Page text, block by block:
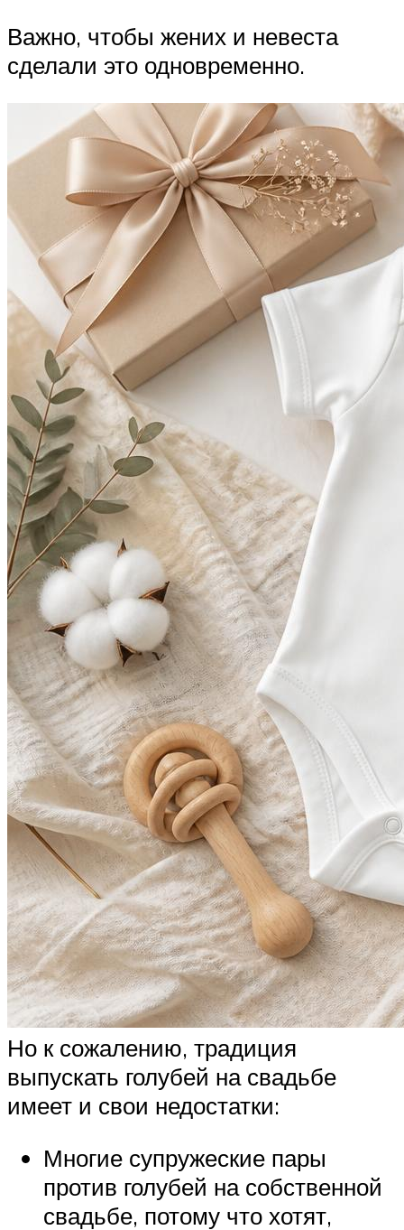
Важно, чтобы жених и невеста
сделали это одновременно.
Но к сожалению, традиция
выпускать голубей на свадьбе
имеет и свои недостатки:
Многие супружеские пары
против голубей на собственной
свадьбе, потому что хотят,